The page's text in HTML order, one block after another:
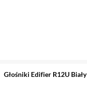
Głośniki Edifier R12U Biały